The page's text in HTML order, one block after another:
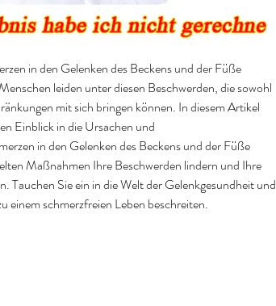
in den Gelenken des Beckens und der Füße
leiden unter diesen Beschwerden, die sowohl
mit sich bringen können. In diesem Artikel
Einblick in die Ursachen und
in den Gelenken des Beckens und der Füße
Maßnahmen Ihre Beschwerden lindern und Ihre
Tauchen Sie ein in die Welt der Gelenkgesundheit und
einem schmerzfreien Leben beschreiten.